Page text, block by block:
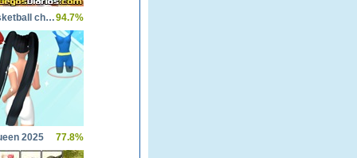
World basketball championship94.7%
2025 77.8%